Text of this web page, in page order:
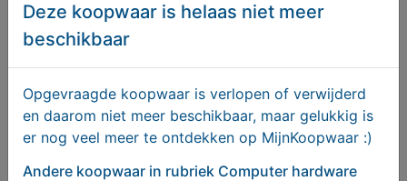
€ 9,95
Deze koopwaar is helaas niet meer
beschikbaar
Opgevraagde koopwaar is verlopen of verwijderd
en daarom niet meer beschikbaar, maar gelukkig is
er nog veel meer te ontdekken op MijnKoopwaar :)
Andere koopwaar in rubriek Computer hardware